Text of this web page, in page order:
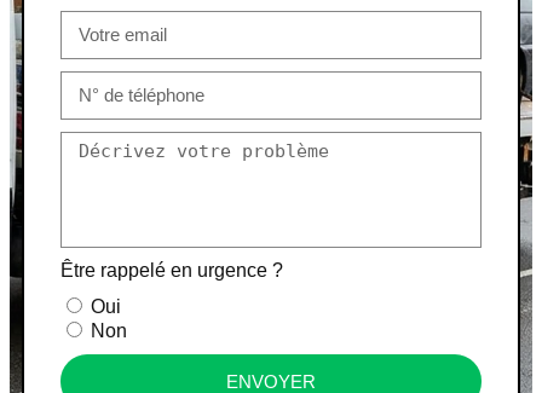
Être rappelé en urgence ?
Oui
Non
ENVOYER